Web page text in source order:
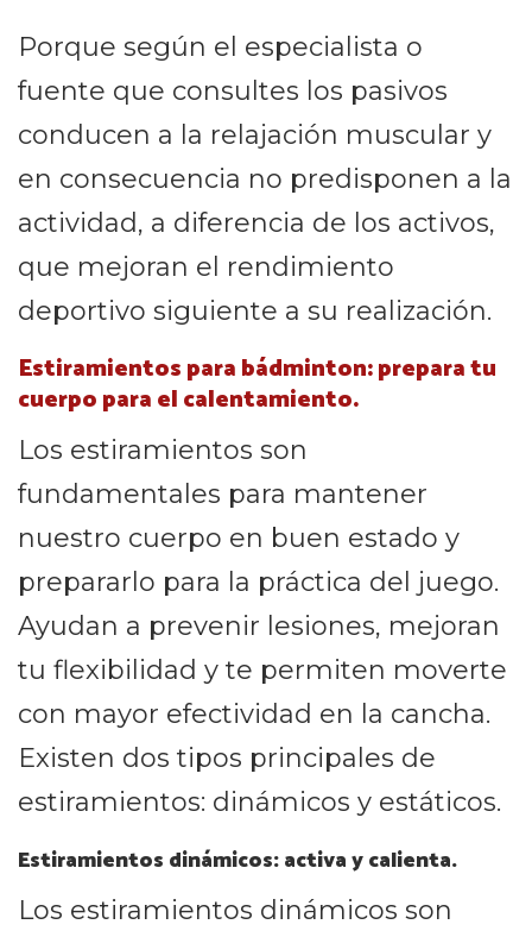
Porque según el especialista o
fuente que consultes los pasivos
conducen a la relajación muscular y
en consecuencia no predisponen a la
actividad, a diferencia de los activos,
que mejoran el rendimiento
deportivo siguiente a su realización.
Estiramientos para bádminton: prepara tu
cuerpo para el calentamiento.
Los estiramientos son
fundamentales para mantener
nuestro cuerpo en buen estado y
prepararlo para la práctica del juego.
Ayudan a prevenir lesiones, mejoran
tu flexibilidad y te permiten moverte
con mayor efectividad en la cancha.
Existen dos tipos principales de
estiramientos: dinámicos y estáticos.
Estiramientos dinámicos: activa y calienta.
Los estiramientos dinámicos son